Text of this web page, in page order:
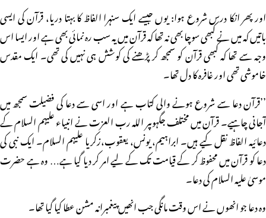
اور پھر انکا درس شروع ہوا: یوں جیسے ایک سنہرا الفاظ کا بہتا دریا، قرآن کی ایسی
باتیں کہ میں نے کبھی سوچا بھی نہ تھا کہ قرآن میں یہ سب رہ نمائی بھی ہے اور ایسا اس
وجہ سے تھا کہ کبھی قرآن کو سمجھ کر پڑھنے کی کوشش ہی نہیں کی تھی۔ ایک مقدس
خاموشی تھی اور غافرہ کا دل تھا۔
’’قرآن دعا سے شروع ہونے والی کتاب ہے اور اسی سے دعا کی فضیلت سمجھ میں
آجانی چاہیے۔ قرآن میں مختلف جگہوںپر اللہ رب العزت نے انبیاء علیہم السلام کے
دعائیہ الفاظ نقل کیے ہیں۔ ابراہیم، یونس، یعقوب،زکریا علیہم السلام۔ ایک نبی کی
دعا کو قرآن میں محفوظ کر کے قیامت تک کے لیے امر کر دیا گیا ہے… وہ ہے حضرت
موسیٰ علیہ السلام کی دعا۔
وہ دعا جو انھوں نے اس وقت مانگی جب انھیں پیغمبرانہ مشن عطا کیا گیا تھا۔